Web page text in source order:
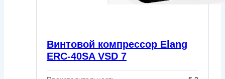
Винтовой компрессор Elang
ERC-40SA VSD 7